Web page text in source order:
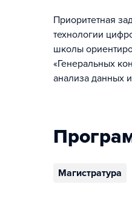
Приоритетная
технологии
школы
«Генеральных
анализа данных
Магистратура